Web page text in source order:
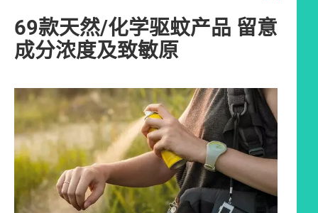
69款天然/化学驱蚊产品 留意
成分浓度及致敏原